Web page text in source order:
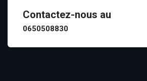
Contactez-nous au
0650508830